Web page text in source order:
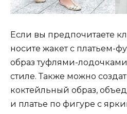
Если вы предпочитаете
носите жакет с платьем-
образ туфлями-
стиле. Также можно
коктейльный образ,
и платье по фигуре с